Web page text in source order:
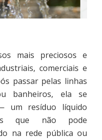
mais preciosos e
comerciais e
passar pelas linhas
banheiros, ela se
um resíduo líquido
que não pode
na rede pública ou